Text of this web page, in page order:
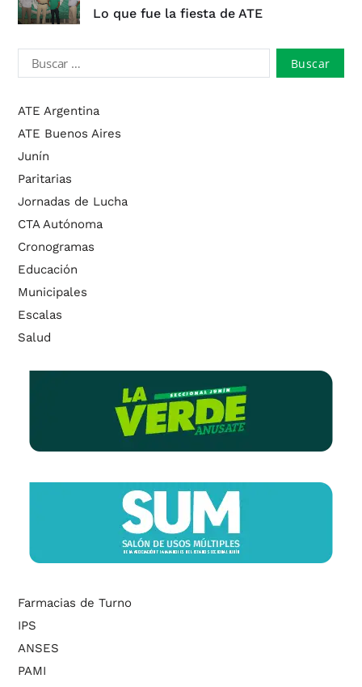
Lo que fue la fiesta de ATE
ATE Argentina
ATE Buenos Aires
Junín
Paritarias
Jornadas de Lucha
CTA Autónoma
Cronogramas
Educación
Municipales
Escalas
Salud
Farmacias de Turno
IPS
ANSES
PAMI